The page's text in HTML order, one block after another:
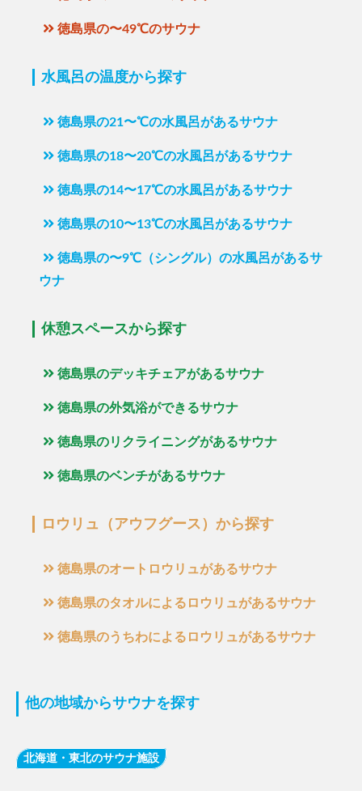
徳島県の〜49℃のサウナ
水風呂の温度から探す
徳島県の21〜℃の水風呂があるサウナ
徳島県の18〜20℃の水風呂があるサウナ
徳島県の14〜17℃の水風呂があるサウナ
徳島県の10〜13℃の水風呂があるサウナ
徳島県の〜9℃（シングル）の水風呂があるサ
ウナ
休憩スペースから探す
徳島県のデッキチェアがあるサウナ
徳島県の外気浴ができるサウナ
徳島県のリクライニングがあるサウナ
徳島県のベンチがあるサウナ
ロウリュ（アウフグース）から探す
徳島県のオートロウリュがあるサウナ
徳島県のタオルによるロウリュがあるサウナ
徳島県のうちわによるロウリュがあるサウナ
他の地域からサウナを探す
北海道・東北のサウナ施設